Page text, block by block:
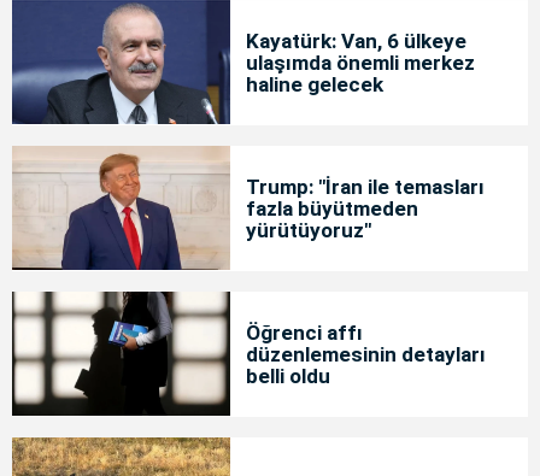
Kayatürk: Van, 6 ülkeye
ulaşımda önemli merkez
haline gelecek
Trump: "İran ile temasları
fazla büyütmeden
yürütüyoruz"
Öğrenci affı
düzenlemesinin detayları
belli oldu